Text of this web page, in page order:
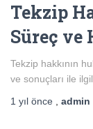
Tekzip
Süreç ve
Tekzip hakkının
ve sonuçları ile
1 yıl önce admin